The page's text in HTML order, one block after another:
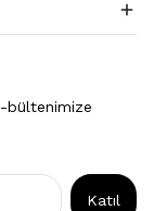
bültenimize
Katıl